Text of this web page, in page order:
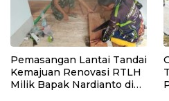
Pemasangan Lantai Tandai
Kemajuan Renovasi RTLH
Milik Bapak Nardianto di